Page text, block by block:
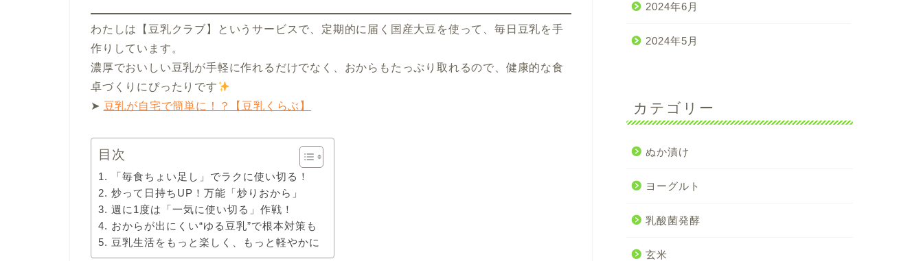
わたしは【豆乳クラブ】というサービスで、定期的に届く国産大豆を使って、毎日豆乳を手
作りしています。
濃厚でおいしい豆乳が手軽に作れるだけでなく、おからもたっぷり取れるので、健康的な食
卓づくりにぴったりです
➤ 豆乳が自宅で簡単に！？【豆乳くらぶ】
目次
1. 「毎食ちょい足し」でラクに使い切る！
2. 炒って日持ちUP！万能「炒りおから」
3. 週に1度は「一気に使い切る」作戦！
4. おからが出にくい“ゆる豆乳”で根本対策も
5. 豆乳生活をもっと楽しく、もっと軽やかに
2024年6月
2024年5月
カテゴリー
ぬか漬け
ヨーグルト
乳酸菌発酵
玄米